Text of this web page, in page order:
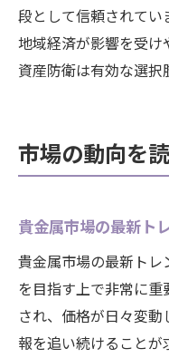
段として信頼されてい
地域経済が影響を受
資産防衛は有効な選択
市場の動向を
貴金属市場の最新ト
貴金属市場の最新ト
を目指す上で非常に
され、価格が日々変
報を追い続けること